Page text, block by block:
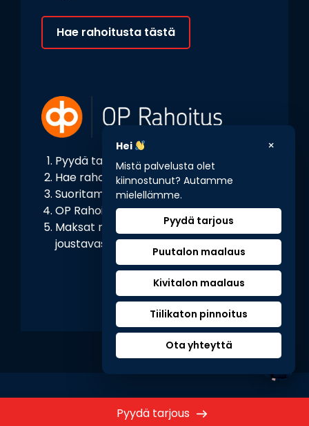
×
Hei
Mistä palvelusta olet
kiinnostunut? Autamme
mielellämme.
Pyydä tarjous
Puutalon maalaus
Kivitalon maalaus
Tiilikaton pinnoitus
Ota yhteyttä
Hae rahoitusta tästä
Pyydä tarjous maalauksesta
Hae rahoitusta
Suoritamme maalaustyön
OP Rahoitus maksaa loppulaskun
Maksat rahoituksen kerralla tai
joustavasti erissä taipankille
Pyydä tarjous